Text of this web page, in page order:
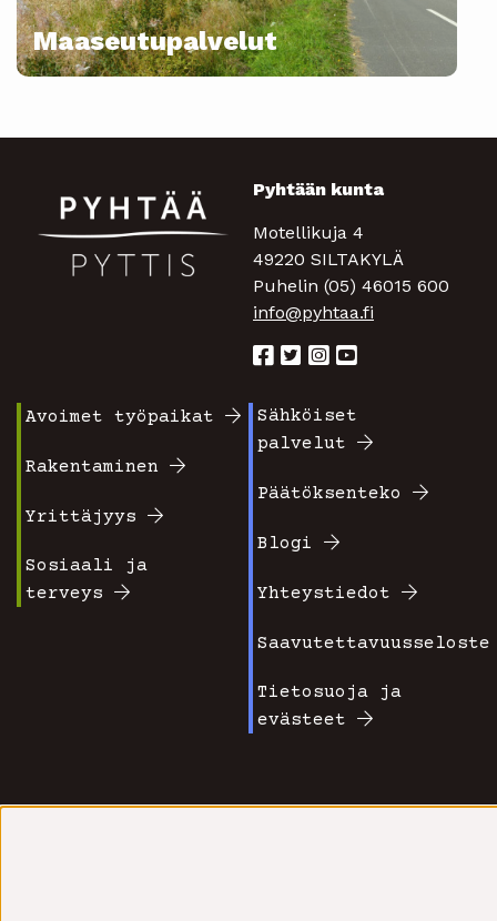
Maaseutupalvelut
Pyhtään kunta
Motellikuja 4
49220 SILTAKYLÄ
Puhelin (05) 46015 600
info@pyhtaa.fi
valikko
1
Avoimet työpaikat
Rakentaminen
Yrittäjyys
Sosiaali ja
terveys
Footer
2
Sähköiset
palvelut
Päätöksenteko
Blogi
Yhteystiedot
Saavutettavuusseloste
Tietosuoja ja
evästeet